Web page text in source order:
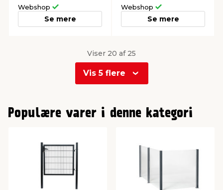
Webshop
Se mere
Webshop
Se mere
Viser 20 af 25
Vis 5 flere
1
Populære varer i denne kategori